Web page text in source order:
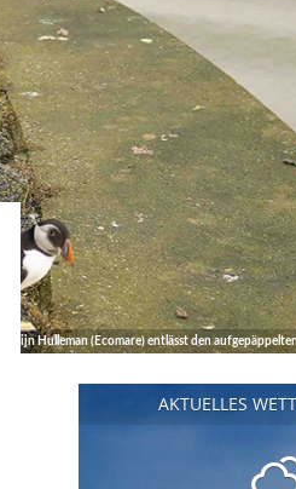
Jasmijn Hulleman (Ecomare) entlässt den
AKTUELLES